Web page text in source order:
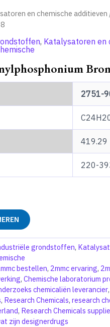
en chemische additieven
, Katalysatoren en
2751-
419.29
220-
grondstoffen,
bestellen, 2mmc ervaring,
, Chemische laboratorium
chemicaliën leverancier,
, Research Chemicals, research
, Research Chemicals
zijn designerdrugs